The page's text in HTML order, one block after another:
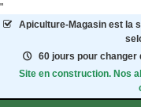
"
Apiculture-Magasinest la
60 jours pour changer
Site en construction. Nos